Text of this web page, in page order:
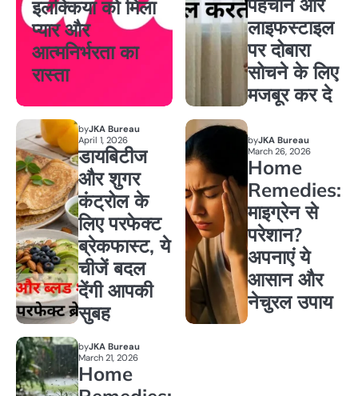
इलक्किया को मिला
प्यार और
आत्मनिर्भरता का
रास्ता
लाइफस्टाइल
पर दोबारा
सोचने के लिए
मजबूर कर दे
byJKA Bureau
April 1, 2026
डायबिटीज
और शुगर
कंट्रोल के
लिए परफेक्ट
ब्रेकफास्ट, ये
चीजें बदल
देंगी आपकी
सुबह
byJKA Bureau
March 26, 2026
Home
Remedies:
माइग्रेन से
परेशान?
अपनाएं ये
आसान और
नेचुरल उपाय
byJKA Bureau
March 21, 2026
Home